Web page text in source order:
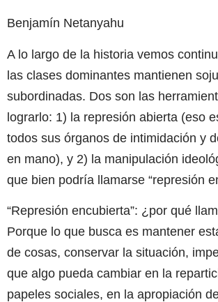
Benjamín Netanyahu
A lo largo de la historia vemos
las clases dominantes mantienen
subordinadas. Dos son las
lograrlo: 1) la represión abierta (eso
todos sus órganos de intimidación y
en mano), y 2) la manipulación
que bien podría llamarse “represión
“Represión encubierta”: ¿por qué
Porque lo que busca es mantener
de cosas, conservar la situación,
que algo pueda cambiar en la
papeles sociales, en la apropiación